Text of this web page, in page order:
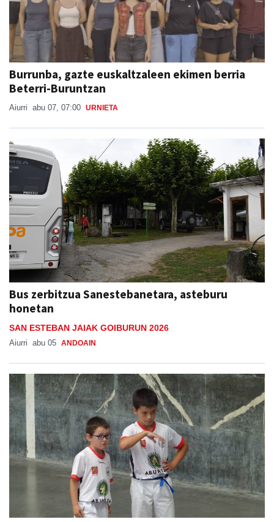
Burrunba, gazte euskaltzaleen ekimen berria
Beterri-Buruntzan
Aiurri abu 07, 07:00 URNIETA
Bus zerbitzua Sanestebanetara, asteburu
honetan
SAN ESTEBAN JAIAK GOIBURUN 2026
Aiurri abu 05 ANDOAIN